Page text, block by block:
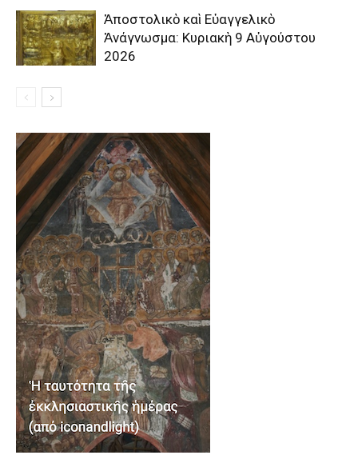
Ἀποστολικὸ καὶ Εὐαγγελικὸ
Ἀνάγνωσμα: Κυριακὴ 9 Αὐγούστου
2026